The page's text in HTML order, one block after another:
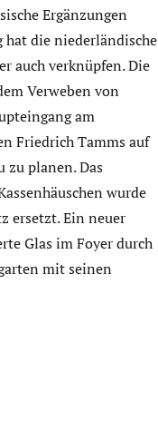
Ergänzungen
hat die niederländische
auch verknüpfen. Die
Verweben von
am
Friedrich Tamms auf
zu planen. Das
wurde
ersetzt. Ein neuer
Glas im Foyer durch
mit seinen